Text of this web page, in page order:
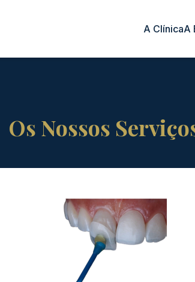
A ClínicaA
Os Nossos